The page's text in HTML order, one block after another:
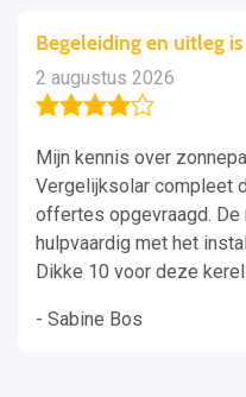
Begeleiding en uitleg
2 augustus 2026
Mijn kennis over
Vergelijksolar compleet
offertes opgevraagd.
hulpvaardig met het
Dikke 10 voor deze
- Sabine Bos